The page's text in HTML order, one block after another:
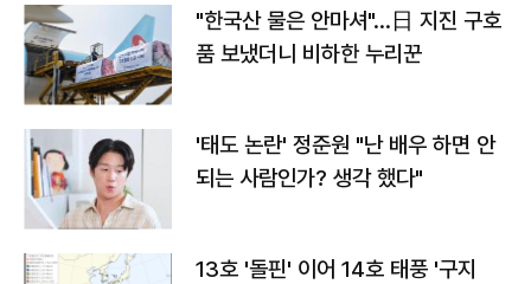
"한국산 물은 안마셔"…日 지진 구호
품 보냈더니 비하한 누리꾼
'태도 논란' 정준원 "난 배우 하면 안
되는 사람인가? 생각 했다"
13호 '돌핀' 이어 14호 태풍 '구지